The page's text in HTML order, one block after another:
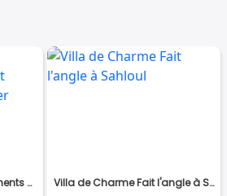
Résidence de 7 Appartements à Chatt Mariem prés de la Mer Villa de Charme Fait l'angle à Sahloul